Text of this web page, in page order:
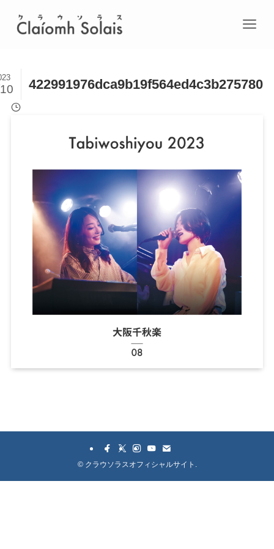
422991976dca9b19f564ed4c3b275780
©クラウソラスオフィシャルサイト.